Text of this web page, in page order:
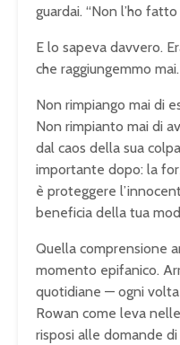
guardai. “Non l’ho fatto
E lo sapeva davvero.
che raggiungemmo mai.
Non rimpiango mai di
Non rimpianto mai di
dal caos della sua
importante dopo: la
è proteggere
beneficia della tua
Quella comprensione
momento epifanico.
quotidiane — ogni
Rowan come leva
risposi alle domande